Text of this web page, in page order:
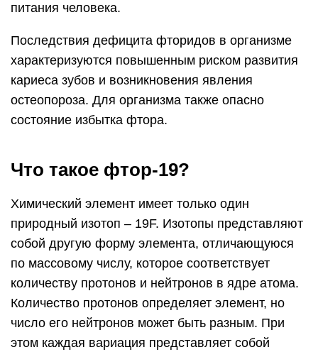
питания человека.
Последствия дефицита фторидов в организме
характеризуются повышенным риском развития
кариеса зубов и возникновения явления
остеопороза. Для организма также опасно
состояние избытка фтора.
Что такое фтор-19?
Химический элемент имеет только один
природный изотоп – 19F. Изотопы представляют
собой другую форму элемента, отличающуюся
по массовому числу, которое соответствует
количеству протонов и нейтронов в ядре атома.
Количество протонов определяет элемент, но
число его нейтронов может быть разным. При
этом каждая вариация представляет собой